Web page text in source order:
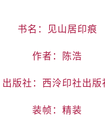
书名：见山居印痕
作者：陈浩
出版社：西泠印社出版
装帧：精装